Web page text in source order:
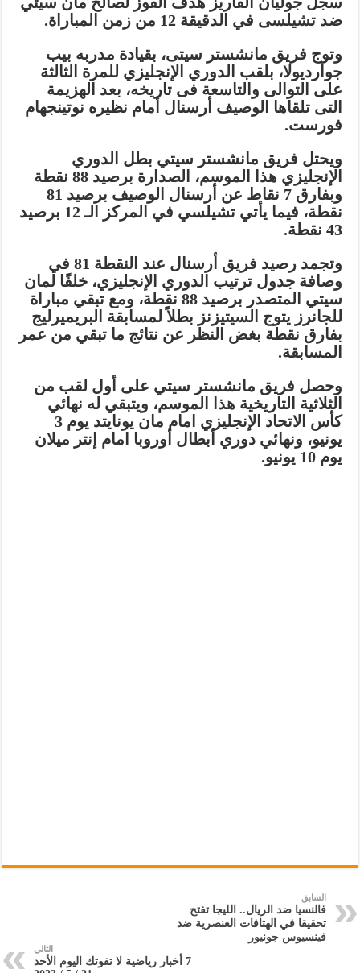
ضد تشيلسى في الدقيقة 12 من زمن المباراة.
وتوج فريق مانشستر سيتى، بقيادة مدربه بيب
جوارديولا، بلقب الدوري الإنجليزي للمرة الثالثة
على التوالى والتاسعة فى تاريخه، بعد الهزيمة
التى تلقاها الوصيف أرسنال أمام نظيره نوتينجهام
فورست.
ويحتل فريق مانشستر سيتي بطل الدوري
الإنجليزي هذا الموسم، الصدارة برصيد 88 نقطة
وبفارق 7 نقاط عن أرسنال الوصيف برصيد 81
نقطة، فيما يأتي تشيلسي في المركز الـ 12 برصيد
43 نقطة.
وتجمد رصيد فريق أرسنال عند النقطة 81 في
وصافة جدول ترتيب الدوري الإنجليزي، خلفًا لمان
سيتي المتصدر برصيد 88 نقطة، ومع تبقي مباراة
للجانرز يتوج السيتيزنز بطلاً لمسابقة البريميرليج
بفارق نقطة بغض النظر عن نتائج ما تبقي من عمر
المسابقة.
وحصل فريق مانشستر سيتي على أول لقب من
الثلاثية التاريخية هذا الموسم، ويتبقي له نهائي
كأس الاتحاد الإنجليزي امام مان يونايتد يوم 3
يونيو، ونهائي دوري أبطال أوروبا امام إنتر ميلان
يوم 10 يونيو.
السابق
فالنسيا ضد الريال.. الليجا تفتح
تحقيقا في الهتافات العنصرية ضد
فينسيوس جونيور
التالي
7 أخبار رياضية لا تفوتك اليوم الأحد